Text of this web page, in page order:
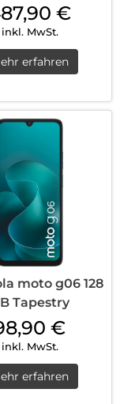
€
inkl. MwSt.
erfahren
moto g06 128
Tapestry
€
inkl. MwSt.
erfahren